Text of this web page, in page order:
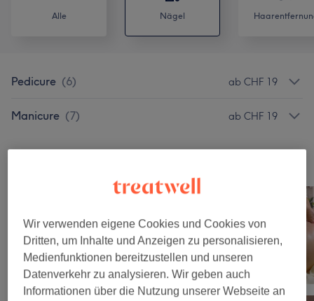
Alle Nägel
Pedicure (6) ab CHF 19
Manicure (7) ab CHF 19
Bild anklicken für weitere Details
Wir verwenden eigene Cookies und Cookies von
Dritten, um Inhalte und Anzeigen zu personalisieren,
Medienfunktionen bereitzustellen und unseren
Datenverkehr zu analysieren. Wir geben auch
Informationen über die Nutzung unserer Webseite an